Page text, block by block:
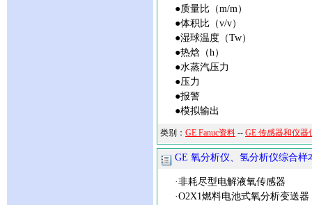
●质量比（m/m）
●体积比（v/v）
●湿球温度（Tw）
●热焓（h）
●水蒸汽压力
●压力
●报警
●模拟输出
类别： GE Fanuc资料 -- GE 传感器和仪器
GE 氧分析仪、氢分析仪综合样
·非耗尽型电解液氧传感器
·O2X1燃料电池式氧分析变送器